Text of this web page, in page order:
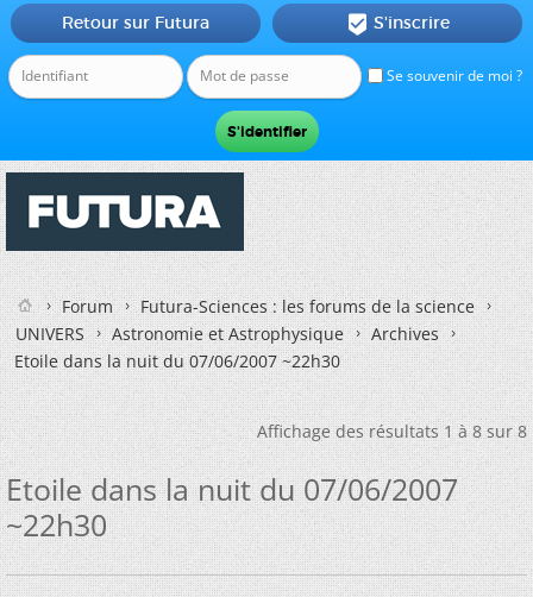
Se souvenir de moi ?
Retour sur Futura  S'inscrire
Forum
Futura-Sciences : les forums de la science
UNIVERS
Astronomie et Astrophysique
Archives
Etoile dans la nuit du 07/06/2007 ~22h30
Affichage des résultats 1 à 8 sur 8
Etoile dans la nuit du 07/06/2007
~22h30